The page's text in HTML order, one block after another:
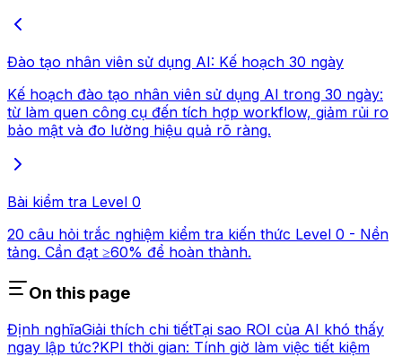
Đào tạo nhân viên sử dụng AI: Kế hoạch 30 ngày
Kế hoạch đào tạo nhân viên sử dụng AI trong 30 ngày:
từ làm quen công cụ đến tích hợp workflow, giảm rủi ro
bảo mật và đo lường hiệu quả rõ ràng.
Bài kiểm tra Level 0
20 câu hỏi trắc nghiệm kiểm tra kiến thức Level 0 - Nền
tảng. Cần đạt ≥60% để hoàn thành.
On this page
Định nghĩaGiải thích chi tiếtTại sao ROI của AI khó thấy
ngay lập tức?KPI thời gian: Tính giờ làm việc tiết kiệm